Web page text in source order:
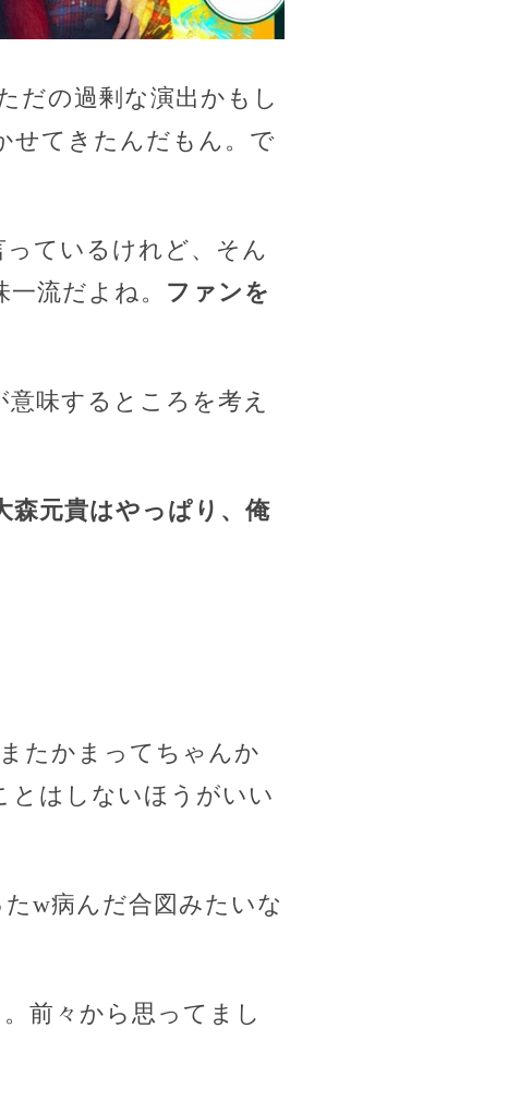
だの過剰な演出かもし
せてきたんだもん。で
ているけれど、そん
流だよね。 ファンを
味するところを考え
森元貴はやっぱり、俺
たかまってちゃんか
とはしないほうがいい
w病んだ合図みたいな
前々から思ってまし